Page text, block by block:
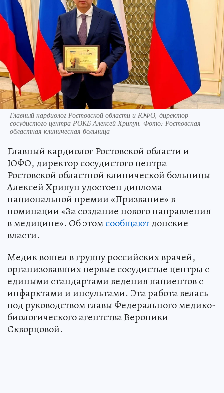
Главный кардиолог Ростовской области и ЮФО, директор
сосудистого центра РОКБ Алексей Хрипун. Фото: Ростовская
областная клиническая больница
Главный кардиолог Ростовской области и
ЮФО, директор сосудистого центра
Ростовской областной клинической больницы
Алексей Хрипун удостоен диплома
национальной премии «Призвание» в
номинации «За создание нового направления
в медицине». Об этомсообщаютдонские
власти.
Медик вошел в группу российских врачей,
организовавших первые сосудистые центры с
едиными стандартами ведения пациентов с
инфарктами и инсультами. Эта работа велась
под руководством главы Федерального медико-
биологического агентства Вероники
Скворцовой.